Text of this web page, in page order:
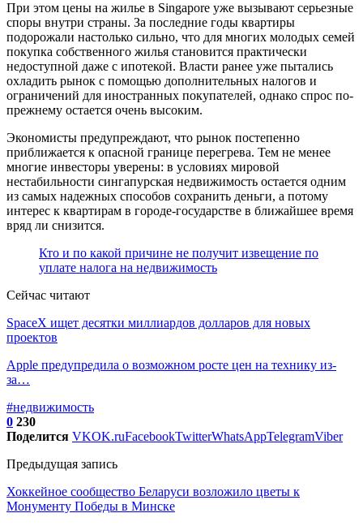
При этом цены на жилье в Singapore уже вызывают серьезные
споры внутри страны. За последние годы квартиры
подорожали настолько сильно, что для многих молодых семей
покупка собственного жилья становится практически
недоступной даже с ипотекой. Власти ранее уже пытались
охладить рынок с помощью дополнительных налогов и
ограничений для иностранных покупателей, однако спрос по-
прежнему остается очень высоким.
Экономисты предупреждают, что рынок постепенно
приближается к опасной границе перегрева. Тем не менее
многие инвесторы уверены: в условиях мировой
нестабильности сингапурская недвижимость остается одним
из самых надежных способов сохранить деньги, а потому
интерес к квартирам в городе-государстве в ближайшее время
вряд ли снизится.
Кто и по какой причине не получит извещение по
уплате налога на недвижимость
Сейчас читают
SpaceX ищет десятки миллиардов долларов для новых
проектов
Apple предупредила о возможном росте цен на технику из-
за…
#недвижимость
0 230
Поделится VKOK.ruFacebookTwitterWhatsAppTelegramViber
Предыдущая запись
Хоккейное сообщество Беларуси возложило цветы к
Монументу Победы в Минске